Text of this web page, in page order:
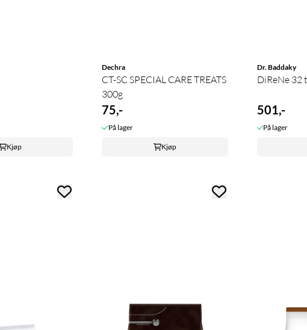
Kjøp
Dechra
CT-SC SPECIAL CARE TREATS
300g
75,-
På lager
Kjøp
Dr. Baddaky
DiReNe 32
501,-
På lager